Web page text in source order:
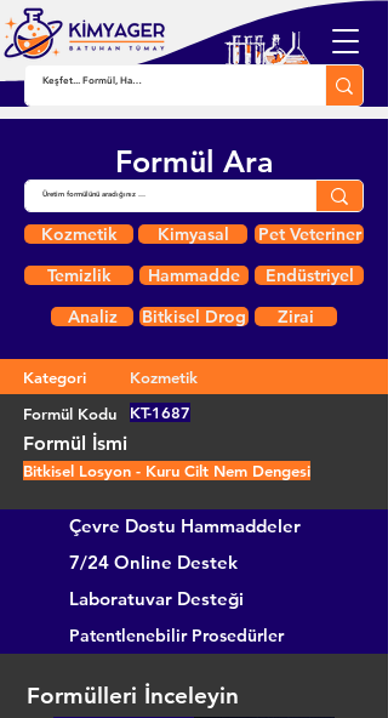
Formül Ara
Kozmetik Kimyasal
Pet Veteriner
Temizlik
Hammadde
Endüstriyel
Analiz
Bitkisel Drog Zirai
Kategori
Kozmetik
Formül Kodu
KT-1687
Formül İsmi
Bitkisel Losyon - Kuru Cilt Nem Dengesi
Çevre Dostu Hammaddeler
7/24 Online Destek
Laboratuvar Desteği
Patentlenebilir Prosedürler
Formülleri İnceleyin